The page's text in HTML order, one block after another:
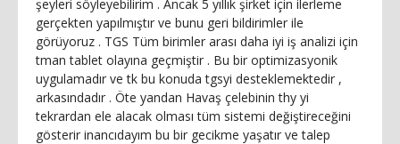
şeyleri söyleyebilirim . Ancak 5 yıllık şirket için ilerleme
gerçekten yapılmıştır ve bunu geri bildirimler ile
görüyoruz . TGS Tüm birimler arası daha iyi iş analizi için
tman tablet olayına geçmiştir . Bu bir optimizasyonik
uygulamadır ve tk bu konuda tgsyi desteklemektedir ,
arkasındadır . Öte yandan Havaş çelebinin thy yi
tekrardan ele alacak olması tüm sistemi değiştireceğini
gösterir inancıdayım bu bir gecikme yaşatır ve talep